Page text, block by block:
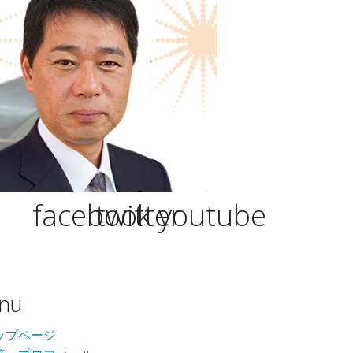
facebook
twitteryoutube
プページ